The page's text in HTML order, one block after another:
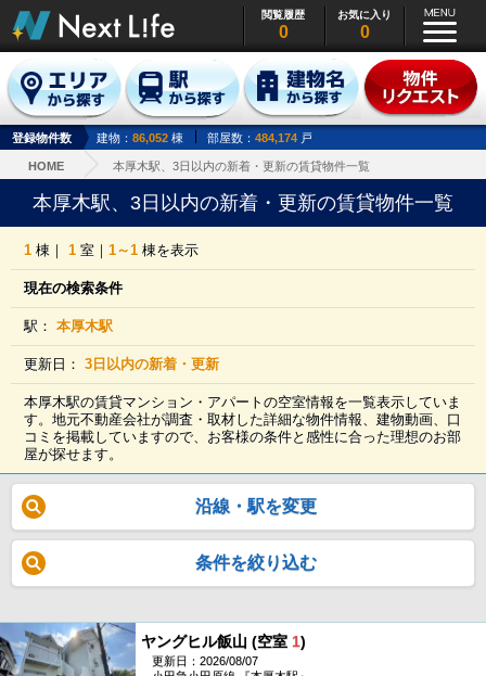
閲覧履歴
0
お気に入り
0
登録物件数 建物： 86,052 棟 部屋数： 484,174 戸
HOME 本厚木駅、3日以内の新着・更新の賃貸物件一覧
本厚木駅、3日以内の新着・更新の賃貸物件一覧
1 棟｜1 室｜1～1 棟を表示
現在の検索条件
駅：本厚木駅
更新日：3日以内の新着・更新
本厚木駅の賃貸マンション・アパートの空室情報を一覧表示していま
す。地元不動産会社が調査・取材した詳細な物件情報、建物動画、口
コミを掲載していますので、お客様の条件と感性に合った理想のお部
屋が探せます。
沿線・駅を変更
条件を絞り込む
ヤングヒル飯山 (空室 1)
更新日：2026/08/07